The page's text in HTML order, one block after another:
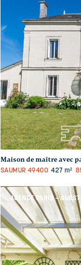
Maison de maître avec
SAUMUR 49400 427 m²
AGENCE PARIS – OUEST